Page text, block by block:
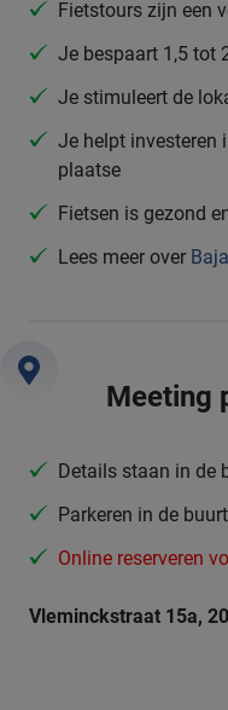
Fietstours zijn een
Je bespaart 1,5 tot
Je stimuleert de
Je helpt investeren
plaatse
Fietsen is gezond
Lees meer over
Meeting
Details staan in de
Parkeren in de
Online reserveren
Vleminckstraat 15a,